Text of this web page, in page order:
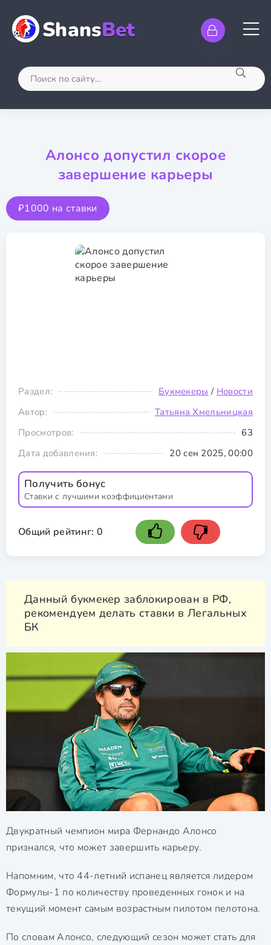
ShansBet
Алонсо допустил скорое
завершение карьеры
₽1000 на ставки
Раздел: Букмекеры / Новости
Автор:
Татьяна Хмельницкая
Просмотров:
63
Дата добавления:
20 сен 2025, 00:00
Получить бонус
Ставки с лучшими коэффициентами
Общий рейтинг: 0
Данный букмекер заблокирован в РФ,
рекомендуем делать ставки в Легальных
БК
Двукратный чемпион мира Фернандо Алонсо
признался, что может завершить карьеру.
Напомним, что 44-летний испанец является лидером
Формулы-1 по количеству проведенных гонок и на
текущий момент самым возрастным пилотом пелотона.
По словам Алонсо, следующий сезон может стать для